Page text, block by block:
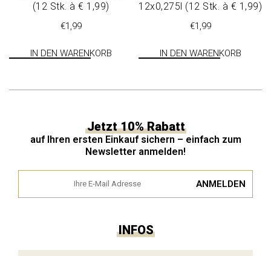
(12 Stk. à € 1,99)
€1,99
IN DEN WARENKORB
12x0,275l (12 Stk. à € 1,99)
€1,99
IN DEN WARENKORB
INFOS
Jetzt 10% Rabatt
auf Ihren ersten Einkauf sichern – einfach zum
Newsletter anmelden!